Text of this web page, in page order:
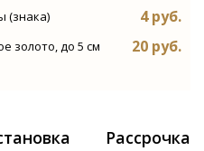
(знака) 4 руб.
золото, до 5 см 20 руб.
Рассрочка